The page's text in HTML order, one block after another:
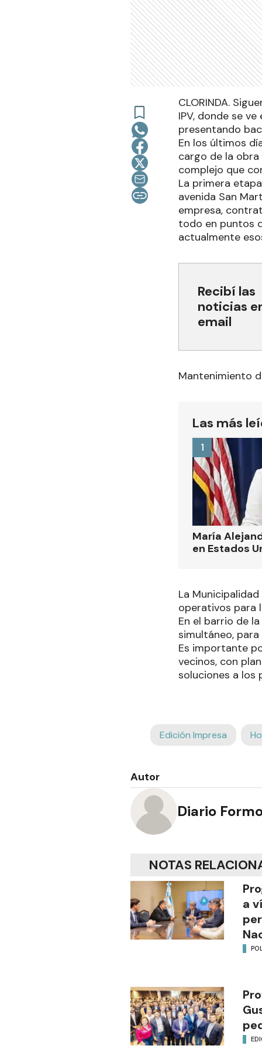
CLORINDA.
IPV, donde se
presentando
En los últimos
cargo de la
complejo que
La primera
avenida San
empresa,
todo en puntos
actualmente
Recibí las
noticias
email
Mantenimiento
Las más
María
en Estados
1
La
operativos para
En el barrio de
simultáneo,
Es importante
vecinos, con
soluciones a los
Edición Impresa
Autor
Diario
NOTAS
a